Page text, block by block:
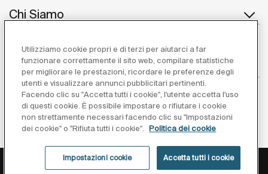
Chi Siamo
Ispirazione
Seguiteci
Privacy Policy Avviso Legale Cookies Policy
Utilizziamo cookie propri e di terzi per aiutarci a far
funzionare correttamente il sito web, compilare statistiche
per migliorare le prestazioni, ricordare le preferenze degli
utenti e visualizzare annunci pubblicitari pertinenti.
Facendo clic su "Accetta tutti i cookie", l'utente accetta l'uso
di questi cookie. È possibile impostare o rifiutare i cookie
non strettamente necessari facendo clic su "Impostazioni
dei cookie" o "Rifiuta tutti i cookie".
Politica dei cookie
Impostazioni cookie Accetta tutti i cookie